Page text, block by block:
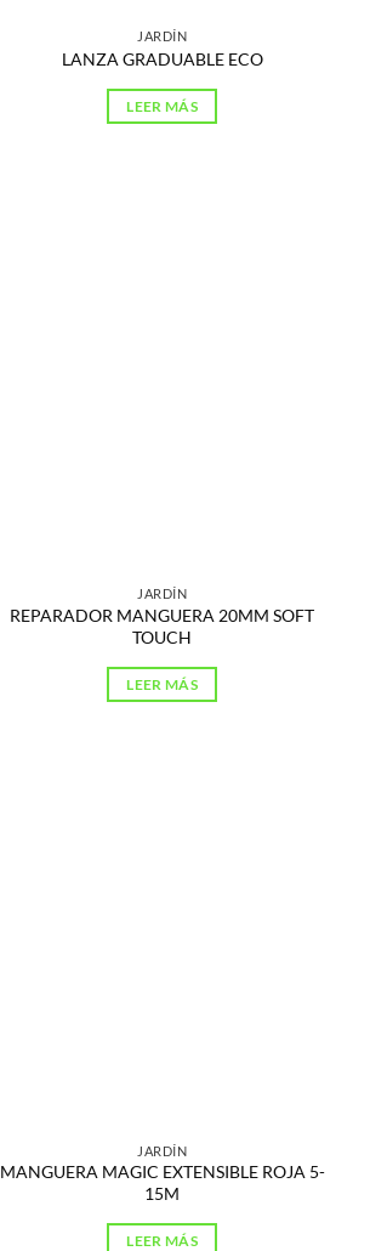
JARDÍN
LANZA GRADUABLE ECO
LEER MÁS
JARDÍN
REPARADOR MANGUERA 20MM SOFT
TOUCH
LEER MÁS
JARDÍN
MANGUERA MAGIC EXTENSIBLE ROJA 5-
15M
LEER MÁS